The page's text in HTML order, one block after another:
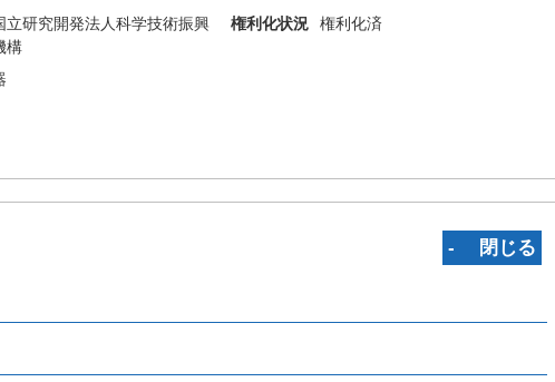
立研究開発法人科学技術振興
構
権利化状況 権利化済
‐ 閉じる